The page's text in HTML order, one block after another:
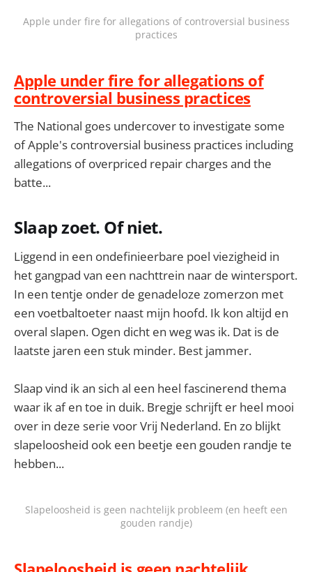
Apple under fire for allegations of controversial business
practices
Apple under fire for allegations of
controversial business practices
The National goes undercover to investigate some
of Apple's controversial business practices including
allegations of overpriced repair charges and the
batte...
Slaap zoet. Of niet.
Liggend in een ondefinieerbare poel viezigheid in
het gangpad van een nachttrein naar de wintersport.
In een tentje onder de genadeloze zomerzon met
een voetbaltoeter naast mijn hoofd. Ik kon altijd en
overal slapen. Ogen dicht en weg was ik. Dat is de
laatste jaren een stuk minder. Best jammer.
Slaap vind ik an sich al een heel fascinerend thema
waar ik af en toe in duik. Bregje schrijft er heel mooi
over in deze serie voor Vrij Nederland. En zo blijkt
slapeloosheid ook een beetje een gouden randje te
hebben...
Slapeloosheid is geen nachtelijk probleem (en heeft een
gouden randje)